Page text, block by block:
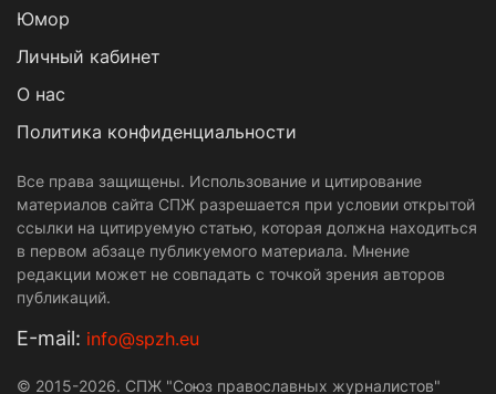
Юмор
Личный кабинет
О нас
Политика конфиденциальности
Все права защищены. Использование и цитирование
материалов сайта СПЖ разрешается при условии открытой
ссылки на цитируемую статью, которая должна находиться
в первом абзаце публикуемого материала. Мнение
редакции может не совпадать с точкой зрения авторов
публикаций.
Е-mail: info@spzh.eu
© 2015-2026. СПЖ "Союз православных журналистов"